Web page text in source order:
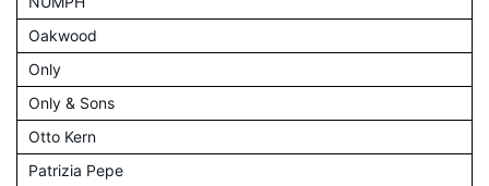
Oakwood
Only
Only & Sons
Otto Kern
Patrizia Pepe